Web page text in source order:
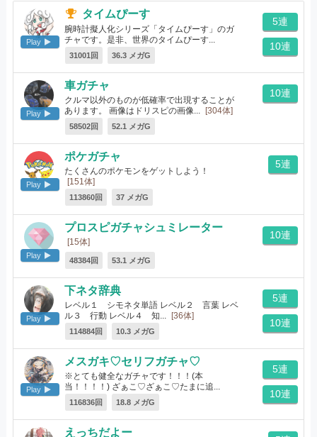
Play
タイムぴーす
腕時計擬人化シリーズ「タイムぴーす」のガ
チャです。是非、世界のタイムぴーす...
31001回 36.3 メガG
5連
10連
Play
車ガチャ
クルマ以外のものが低確率で出現することが
あります。 画像はドリスピの画像...
[304体]
58502回 52.1 メガG
10連
Play
ポケガチャ
たくさんのポケモンをゲットしよう！
[151体]
113860回 37 メガG
5連
Play
プロスピガチャシュミレーター
[15体]
48384回 53.1 メガG
10連
Play
下ネタ辞典
レベル１ シモネタ単語 レベル２ 言葉 レベ
ル３ 行動 レベル４ 知...
[36体]
114884回 10.3 メガG
5連
10連
Play
メスガキ♡セリフガチャ♡
※とても健全なガチャです！！！(本
当！！！！) ざぁこ♡ざぁこ♡たまに追...
116836回 18.8 メガG
5連
10連
えっちだよー